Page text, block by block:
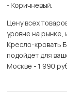
- Коричневый.
Цену всех
уровне на рынке,
Кресло-кровать
подойдет для
Москве - 1 990